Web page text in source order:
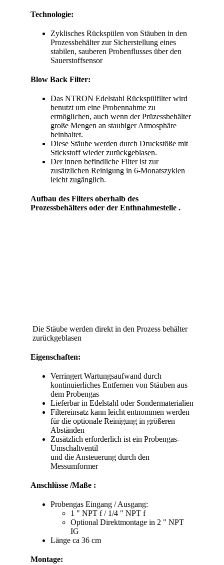
Technologie:
Zyklisches Rückspülen von Stäuben in den
Prozessbehälter zur Sicherstellung eines
stabilen, sauberen Probenflusses über den
Sauerstoffsensor
Blow Back Filter:
Das NTRON Edelstahl Rückspülfilter wird
benutzt um eine Probennahme zu
ermöglichen, auch wenn der Prüzessbehälter
große Mengen an staubiger Atmosphäre
beinhaltet.
Diese Stäube werden durch Druckstöße mit
Stickstoff wieder zurückgeblasen.
Der innen befindliche Filter ist zur
zusätzlichen Reinigung in 6-Monatszyklen
leicht zugänglich.
Aufbau des Filters oberhalb des
Prozessbehälters oder der Enthnahmestelle .
Die Stäube werden direkt in den Prozess behälter
zurückgeblasen
Eigenschaften:
Verringert Wartungsaufwand durch
kontinuierliches Entfernen von Stäuben aus
dem Probengas
Lieferbar in Edelstahl oder Sondermaterialien
Filtereinsatz kann leicht entnommen werden
für die optionale Reinigung in größeren
Abständen
Zusätzlich erforderlich ist ein Probengas-
Umschaltventil
und die Ansteuerung durch den
Messumformer
Anschlüsse /Maße :
Probengas Eingang / Ausgang:
1 " NPT f / 1/4 " NPT f
Optional Direktmontage in 2 " NPT
IG
Länge ca 36 cm
Montage: